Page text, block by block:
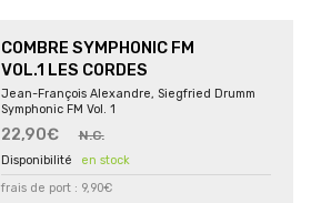
COMBRE SYMPHONIC FM
VOL.1 LES CORDES
Jean-François Alexandre, Siegfried Drumm
Symphonic FM Vol. 1
22,90€ N.C.
en stock
frais de port : 9,90€